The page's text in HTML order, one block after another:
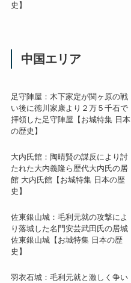
史】
中国エリア
足守陣屋：木下家定が関ヶ原の戦
い後に徳川家康より２万５千石で
拝領した足守陣屋【お城特集 日本
の歴史】
大内氏館：陶晴賢の謀反により討
たれた大内義隆ら歴代大内氏の居
館 大内氏館【お城特集 日本の歴
史】
佐東銀山城：毛利元就の攻撃によ
り落城した名門安芸武田氏の居城
佐東銀山城【お城特集 日本の歴
史】
羽衣石城：毛利元就と激しく争い